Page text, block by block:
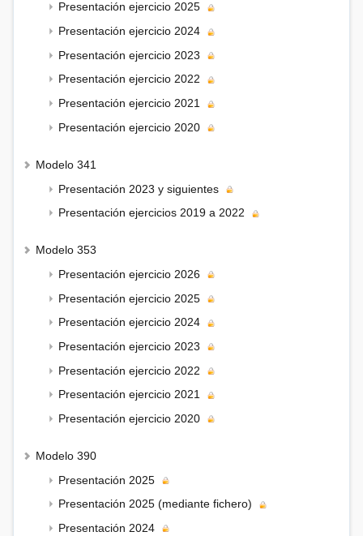
Presentación ejercicio 2025
Presentación ejercicio 2024
Presentación ejercicio 2023
Presentación ejercicio 2022
Presentación ejercicio 2021
Presentación ejercicio 2020
Modelo 341
Presentación 2023 y siguientes
Presentación ejercicios 2019 a 2022
Modelo 353
Presentación ejercicio 2026
Presentación ejercicio 2025
Presentación ejercicio 2024
Presentación ejercicio 2023
Presentación ejercicio 2022
Presentación ejercicio 2021
Presentación ejercicio 2020
Modelo 390
Presentación 2025
Presentación 2025 (mediante fichero)
Presentación 2024